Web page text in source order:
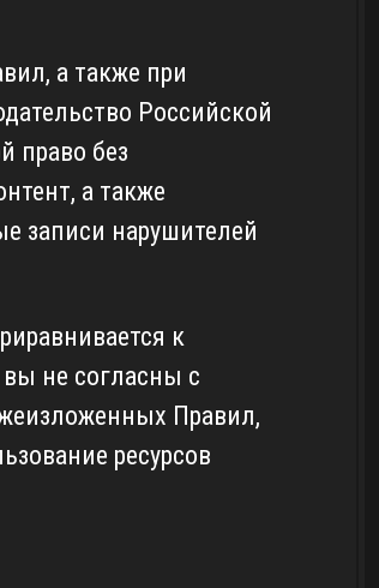
а также при
Российской
право без
а также
записи нарушителей
к
не согласны с
Правил,
ресурсов